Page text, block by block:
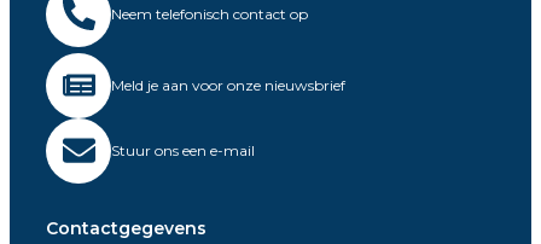
Neem telefonisch contact op
Meld je aan voor onze nieuwsbrief
Stuur ons een e-mail
Contactgegevens